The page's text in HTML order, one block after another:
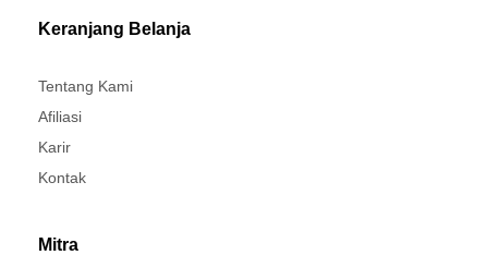
Keranjang Belanja
Tentang Kami
Afiliasi
Karir
Kontak
Mitra